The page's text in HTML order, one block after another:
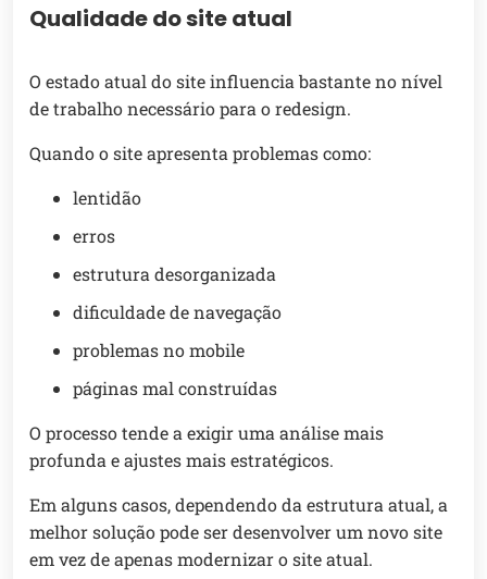
Qualidade do site atual
O estado atual do site influencia bastante no nível
de trabalho necessário para o redesign.
Quando o site apresenta problemas como:
lentidão
erros
estrutura desorganizada
dificuldade de navegação
problemas no mobile
páginas mal construídas
O processo tende a exigir uma análise mais
profunda e ajustes mais estratégicos.
Em alguns casos, dependendo da estrutura atual, a
melhor solução pode ser desenvolver um novo site
em vez de apenas modernizar o site atual.